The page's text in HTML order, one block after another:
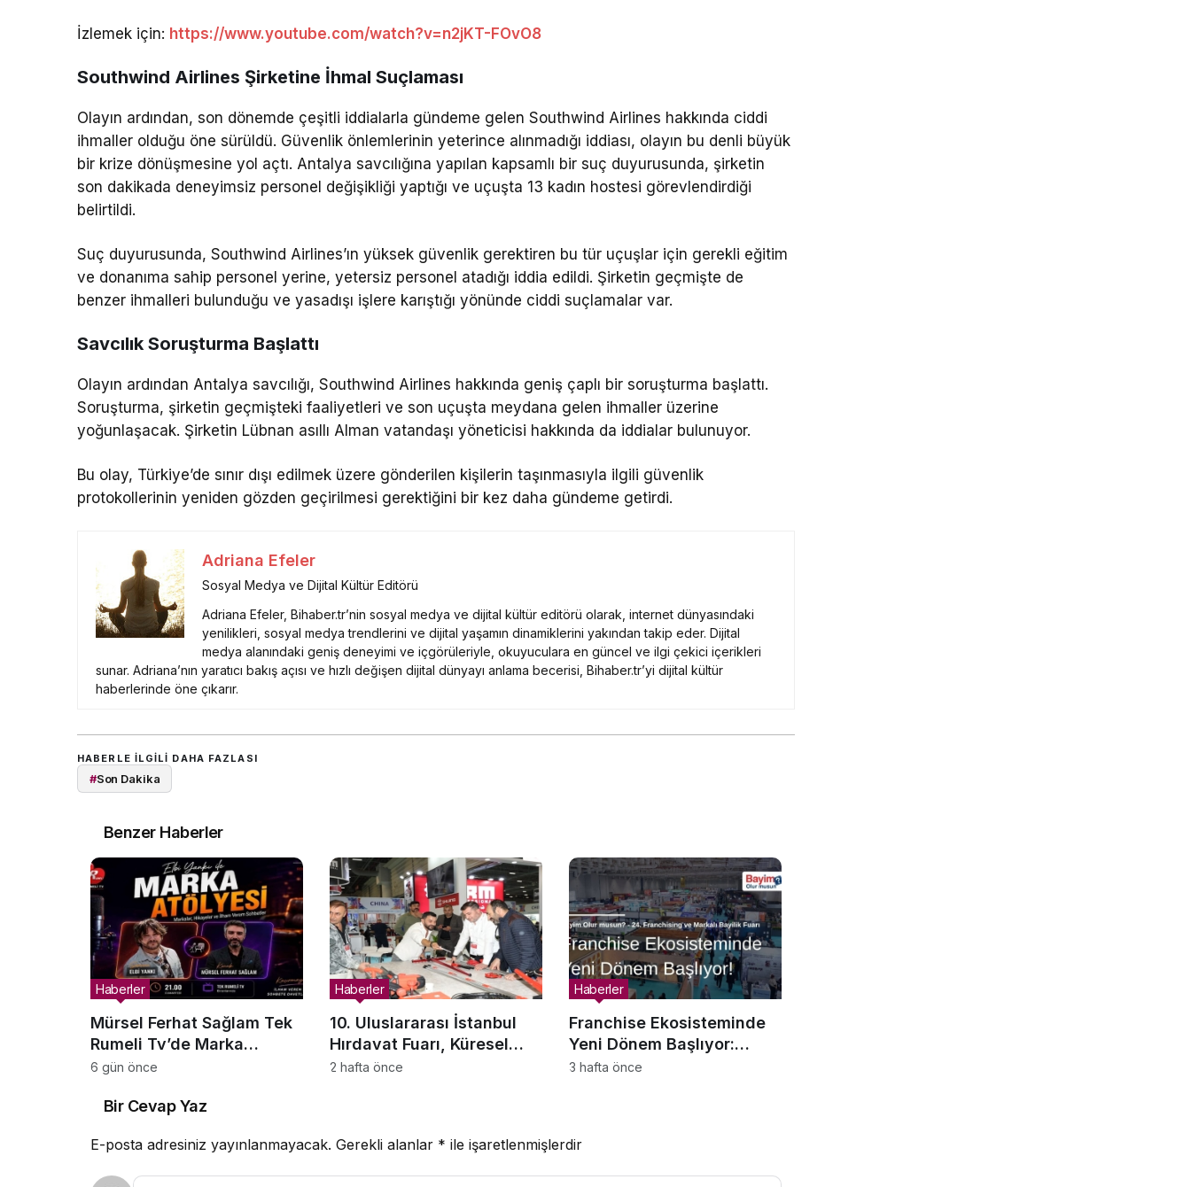
İzlemek için: https://www.youtube.com/watch?v=n2jKT-FOvO8
Southwind Airlines Şirketine İhmal Suçlaması
Olayın ardından, son dönemde çeşitli iddialarla gündeme gelen Southwind Airlines hakkında ciddi
ihmaller olduğu öne sürüldü. Güvenlik önlemlerinin yeterince alınmadığı iddiası, olayın bu denli büyük
bir krize dönüşmesine yol açtı. Antalya savcılığına yapılan kapsamlı bir suç duyurusunda, şirketin
son dakikada deneyimsiz personel değişikliği yaptığı ve uçuşta 13 kadın hostesi görevlendirdiği
belirtildi.
Suç duyurusunda, Southwind Airlines’ın yüksek güvenlik gerektiren bu tür uçuşlar için gerekli eğitim
ve donanıma sahip personel yerine, yetersiz personel atadığı iddia edildi. Şirketin geçmişte de
benzer ihmalleri bulunduğu ve yasadışı işlere karıştığı yönünde ciddi suçlamalar var.
Savcılık Soruşturma Başlattı
Olayın ardından Antalya savcılığı, Southwind Airlines hakkında geniş çaplı bir soruşturma başlattı.
Soruşturma, şirketin geçmişteki faaliyetleri ve son uçuşta meydana gelen ihmaller üzerine
yoğunlaşacak. Şirketin Lübnan asıllı Alman vatandaşı yöneticisi hakkında da iddialar bulunuyor.
Bu olay, Türkiye’de sınır dışı edilmek üzere gönderilen kişilerin taşınmasıyla ilgili güvenlik
protokollerinin yeniden gözden geçirilmesi gerektiğini bir kez daha gündeme getirdi.
Adriana Efeler
Sosyal Medya ve Dijital Kültür Editörü
Adriana Efeler, Bihaber.tr’nin sosyal medya ve dijital kültür editörü olarak, internet dünyasındaki
yenilikleri, sosyal medya trendlerini ve dijital yaşamın dinamiklerini yakından takip eder. Dijital
medya alanındaki geniş deneyimi ve içgörüleriyle, okuyuculara en güncel ve ilgi çekici içerikleri
sunar. Adriana’nın yaratıcı bakış açısı ve hızlı değişen dijital dünyayı anlama becerisi, Bihaber.tr’yi dijital kültür
haberlerinde öne çıkarır.
HABERLE ILGILI DAHA FAZLASI
#Son Dakika
Benzer Haberler
Mürsel Ferhat Sağlam Tek
Rumeli Tv’de Marka
Atölyesi Programına Konuk
Haberler
6 gün önce
10. Uluslararası İstanbul
Hırdavat Fuarı, Küresel
Ticaretin Yeni Merkezi
Haberler
2 hafta önce
Franchise Ekosisteminde
Yeni Dönem Başlıyor:
Bayim Olur Musun? Fuarı
Haberler
3 hafta önce
Bir Cevap Yaz
E-posta adresiniz yayınlanmayacak. Gerekli alanlar * ile işaretlenmişlerdir